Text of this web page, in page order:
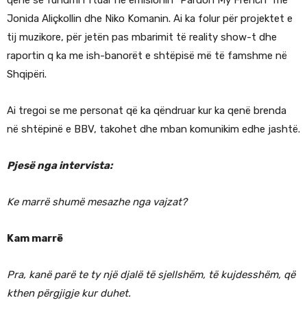
Jonida Aliçkollin dhe Niko Komanin. Ai ka folur për projektet e
tij muzikore, për jetën pas mbarimit të reality show-t dhe
raportin q ka me ish-banorët e shtëpisë më të famshme në
Shqipëri.
Ai tregoi se me personat që ka qëndruar kur ka qenë brenda
në shtëpinë e BBV, takohet dhe mban komunikim edhe jashtë.
Pjesë nga intervista:
Ke marrë shumë mesazhe nga vajzat?
Kam marrë
Pra, kanë parë te ty një djalë të sjellshëm, të kujdesshëm, që
kthen përgjigje kur duhet.